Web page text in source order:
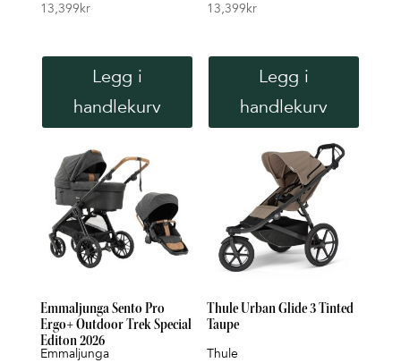
13,399kr
Legg i
handlekurv
13,399kr
Legg i
handlekurv
Emmaljunga Sento Pro
Ergo+ Outdoor Trek Special
Editon 2026
Emmaljunga
Thule Urban Glide 3 Tinted
Taupe
Thule